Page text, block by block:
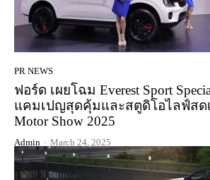
PR NEWS
ฟอร์ด เผยโฉม Everest Sport
แคมเปญสุดคุ้มและสตูดิโอไลฟ์ส
Motor Show 2025
Admin - March 24, 2025